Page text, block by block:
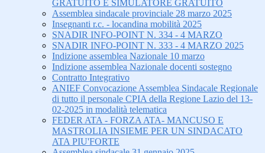
GRATUITO E SIMULATORE GRATUITO
Assemblea sindacale provinciale 28 marzo 2025
Insegnanti r.c. - locandina mobilità 2025
SNADIR INFO-POINT N. 334 - 4 MARZO
SNADIR INFO-POINT N. 333 - 4 MARZO 2025
Indizione assemblea Nazionale 10 marzo
Indizione assemblea Nazionale docenti sostegno
Contratto Integrativo
ANIEF Convocazione Assemblea Sindacale Regionale
di tutto il personale CPIA della Regione Lazio del 13-
02-2025 in modalità telematica
FEDER ATA - FORZA ATA- MANCUSO E
MASTROLIA INSIEME PER UN SINDACATO
ATA PIU'FORTE